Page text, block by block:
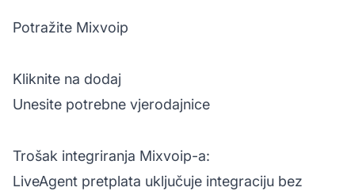
Potražite Mixvoip
Kliknite na dodaj
Unesite potrebne vjerodajnice
Trošak integriranja Mixvoip-a:
LiveAgent pretplata uključuje integraciju bez